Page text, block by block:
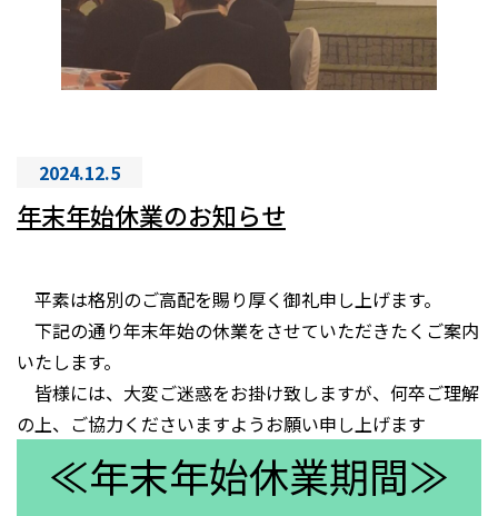
2024.12.5
年末年始休業のお知らせ
平素は格別のご高配を賜り厚く御礼申し上げます。
下記の通り年末年始の休業をさせていただきたくご案内
いたします。
皆様には、大変ご迷惑をお掛け致しますが、何卒ご理解
の上、ご協力くださいますようお願い申し上げます
≪年末年始休業期間≫